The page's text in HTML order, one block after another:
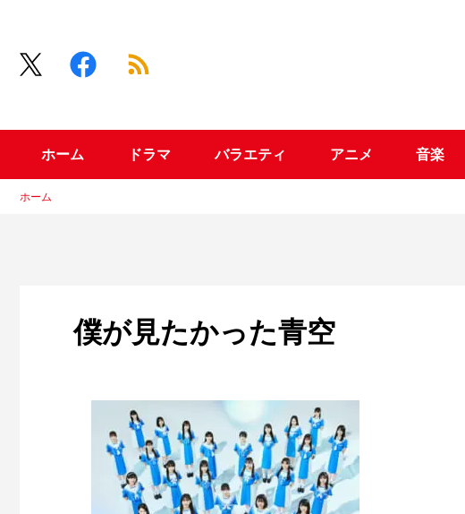
ホーム ドラマ バラエティ アニメ 音楽
ホーム
僕が見たかった青空